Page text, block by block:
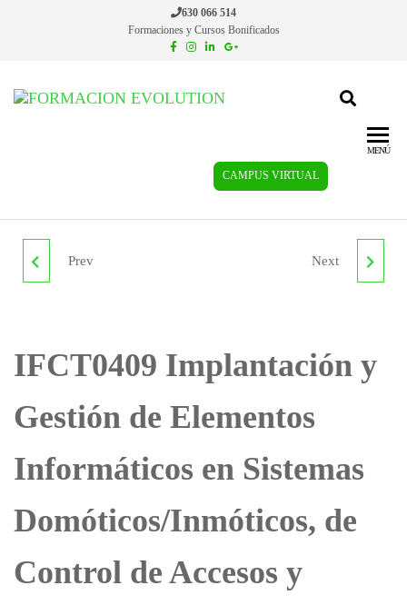
630 066 514
Formaciones y Cursos Bonificados
Formacion
CAMPUS VIRTUAL
MENÚ
Prev Next
IFCT0409 Implantación y
Gestión de Elementos
Informáticos en Sistemas
Domóticos/Inmóticos, de
Control de Accesos y